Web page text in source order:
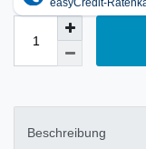
Beschreibung